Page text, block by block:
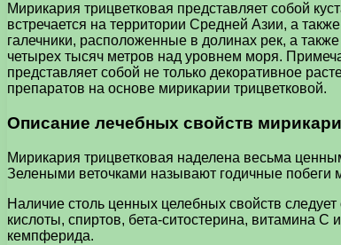
Мирикария трицветковая представляет собой
встречается на территории Средней Азии, а
галечники, расположенные в долинах рек, а
четырех тысяч метров над уровнем моря.
представляет собой не только декоративное
препаратов на основе мирикарии трицветковой.
Описание лечебных свойств
Мирикария трицветковая наделена весьма
Зелеными веточками называют годичные побеги
Наличие столь ценных целебных свойств
кислоты, спиртов, бета-ситостерина, витамина
кемпферида.